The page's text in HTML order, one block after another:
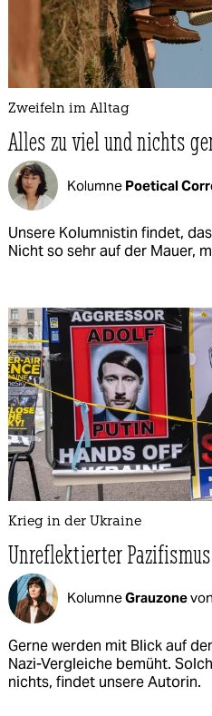
Zweifeln im Alltag
Alles zu viel und nichts
Kolumne Poetical
Unsere Kolumnistin findet,
Nicht so sehr auf der Mauer,
Krieg in der Ukraine
Unreflektierter Pazifismus
KolumneGrauzonevon
Gerne werden mit Blick auf
Nazi-Vergleiche bemüht.
nichts, findet unsere Autorin.